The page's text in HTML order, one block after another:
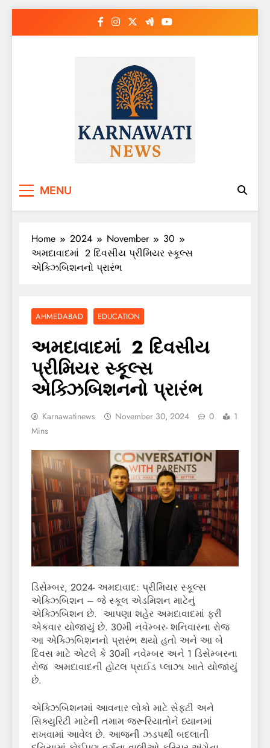
MENU
Home 2024 November
30
અમદાવાદમાં 2 દિવસીય પ્રીમિયર સ્કૂલ્સ
એક્ઝિબિશનનો પ્રારંભ
AHMEDABAD EDUCATION
અમદાવાદમાં 2 દિવસીય
પ્રીમિયર સ્કૂલ્સ
એક્ઝિબિશનનો પ્રારંભ
Karnawatinews November 30, 2024 0
1
Mins
ડિસેમ્બર, 2024- અમદાવાદ: પ્રીમિયર સ્કૂલ્સ
એક્ઝિબિશન – જે સ્કૂલ એડમિશન માટેનું
એક્ઝિબિશન છે. આપણા શહેર અમદાવાદમાં ફરી
એકવાર યોજાયું છે. 30મી નવેમ્બર- શનિવારના રોજ
આ એક્ઝિબિશનનો પ્રારંભ થયો હતો અને આ બે
દિવસ માટે એટલે કે 30મી નવેમ્બર અને 1 ડિસેમ્બરના
રોજ અમદાવાદની હોટલ પ્રાઈડ પ્લાઝા ખાતે યોજાયું
છે.
એક્ઝિબિશનમાં આવનાર લોકો માટે સેફટી અને
સિક્યુરિટી માટેની તમામ જરૂરિયાતોને ધ્યાનમાં
રાખવામાં આવેલ છે. આજની ઝડપથી બદલાતી